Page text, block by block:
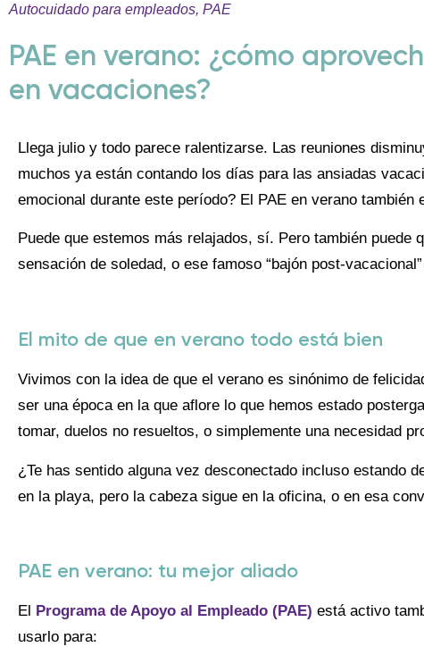
Autocuidado para empleados, PAE
PAE en verano: ¿cómo
en vacaciones?
Llega julio y todo parece ralentizarse. Las reuniones
muchos ya están contando los días para las ansiadas
emocional durante este período? El PAE en verano también
Puede que estemos más relajados, sí. Pero también
sensación de soledad, o ese famoso “bajón post-
El mito de que en verano todo está bien
Vivimos con la idea de que el verano es sinónimo de
ser una época en la que aflore lo que hemos estado
tomar, duelos no resueltos, o simplemente una necesidad
¿Te has sentido alguna vez desconectado incluso estando
en la playa, pero la cabeza sigue en la oficina, o en esa
PAE en verano: tu mejor aliado
El Programa de Apoyo al Empleado (PAE) está activo
usarlo para: